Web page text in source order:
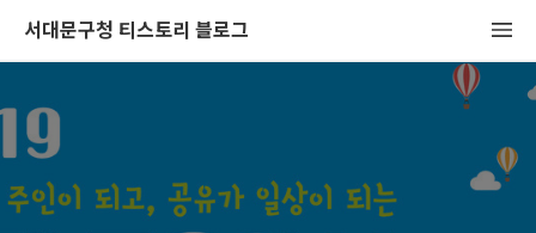
서대문구청 티스토리 블로그